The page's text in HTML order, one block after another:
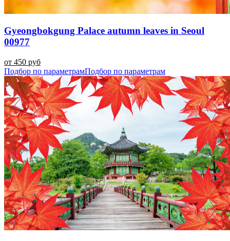
Gyeongbokgung Palace autumn leaves in Seoul
00977
от 450 руб
Подбор по параметрамПодбор по параметрам